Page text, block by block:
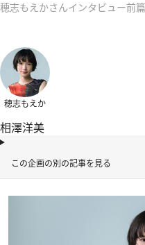
穂志もえかさんインタビュー前篇
穂志もえか
相澤洋美
この企画の別の記事を見る